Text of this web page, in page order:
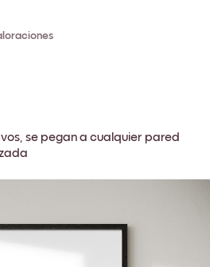
se pegan a cualquier pared